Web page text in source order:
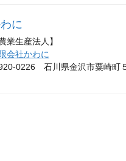
に
農業生産法人】
会社かわに
0226 石川県金沢市粟崎町